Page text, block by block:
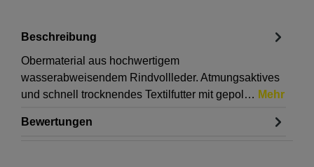
Beschreibung
Obermaterial aus hochwertigem
wasserabweisendem Rindvollleder. Atmungsaktives
und schnell trocknendes Textilfutter mit gepol… Mehr
Bewertungen